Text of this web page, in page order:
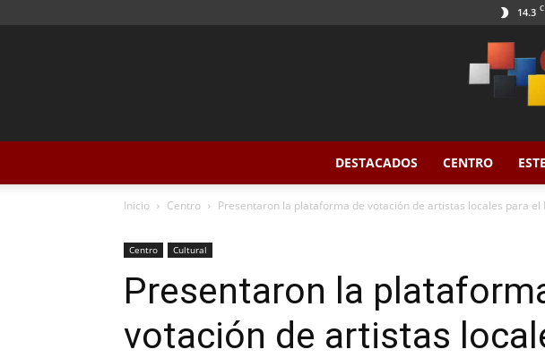
14.3 C
DESTACADOS CENTRO ESTE
Inicio Centro Presentaron la plataforma de votación de artistas locales para el
Centro Cultural
Presentaron la
votación de artistas